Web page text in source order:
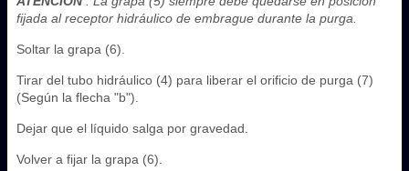
fijada al receptor hidráulico de embrague durante la purga.
Soltar la grapa (6).
Tirar del tubo hidráulico (4) para liberar el orificio de purga (7)
(Según la flecha "b").
Dejar que el líquido salga por gravedad.
Volver a fijar la grapa (6).